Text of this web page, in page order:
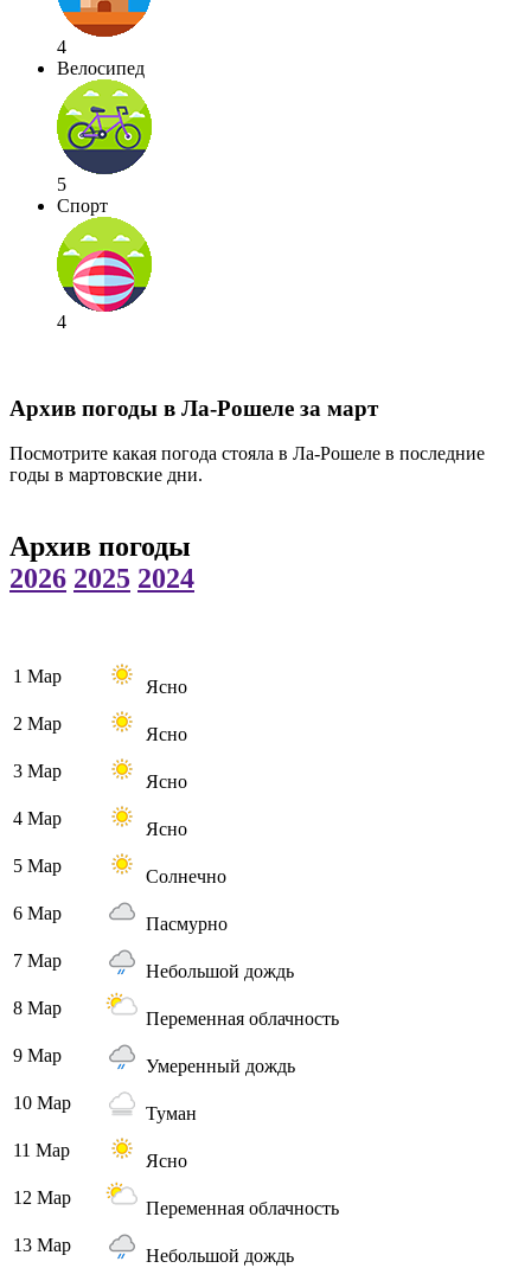
4
Велосипед
5
Спорт
4
Архив погоды в Ла-Рошеле за март
Посмотрите какая погода стояла в Ла-Рошеле в последние
годы в мартовские дни.
Архив погоды
2026 2025 2024
1 Мар
Ясно
2 Мар
Ясно
3 Мар
Ясно
4 Мар
Ясно
5 Мар
Солнечно
6 Мар
Пасмурно
7 Мар
Небольшой дождь
8 Мар
Переменная облачность
9 Мар
Умеренный дождь
10 Мар
Туман
11 Мар
Ясно
12 Мар
Переменная облачность
13 Мар
Небольшой дождь